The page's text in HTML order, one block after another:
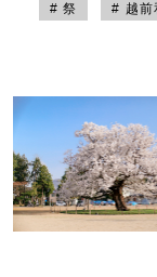
# 祭 # 越前